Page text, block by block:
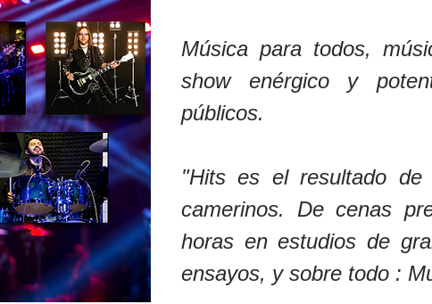
Música para todos,
show enérgico y
públicos.
"Hits es el resultado de
camerinos. De cenas
horas en estudios de
ensayos, y sobre todo :